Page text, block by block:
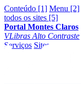
Conteúdo [1] Menu [2]
todos os sites [5]
Portal Montes Claros
VLibras Alto Contraste
Serviços Sites